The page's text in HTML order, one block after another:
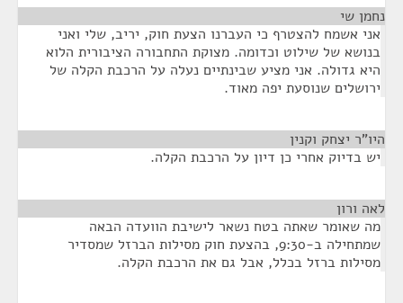
נחמן שי
אני אשמח להצטרף כי העברנו הצעת חוק, יריב, שלי ואני
בנושא של שילוט וכדומה. מצוקת התחבורה הציבורית הלוא
היא גדולה. אני מציע שבינתיים נעלה על הרכבת הקלה של
ירושלים שנוסעת יפה מאוד.
היו"ר יצחק וקנין
יש בדיוק אחרי כן דיון על הרכבת הקלה.
לאה ורון
מה שאומר שאתה בטח נשאר לישיבת הוועדה הבאה
שמתחילה ב-9:30, בהצעת חוק מסילות הברזל שמסדיר
מסילות ברזל בכלל, אבל גם את הרכבת הקלה.